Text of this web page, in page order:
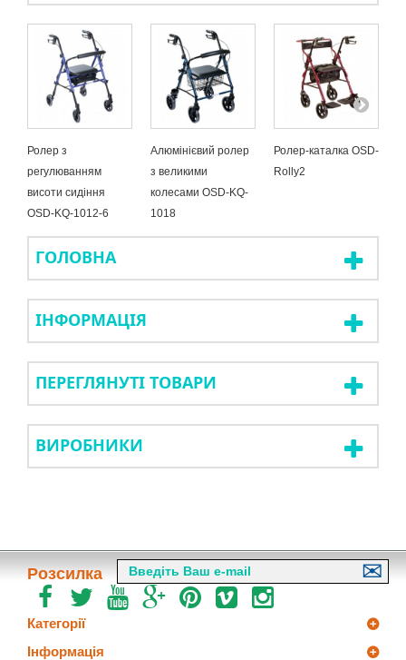
Ролер з
регулюванням
висоти сидіння
OSD-KQ-1012-6
Алюмінієвий ролер
з великими
колесами OSD-KQ-
1018
Ролер-каталка OSD-
Rolly2
ГОЛОВНА
ІНФОРМАЦІЯ
ПЕРЕГЛЯНУТІ ТОВАРИ
ВИРОБНИКИ
Розсилка
Категорії
Інформація